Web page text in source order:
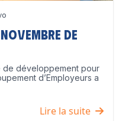
de
de développement pour
d’Employeurs a
Lire la suite